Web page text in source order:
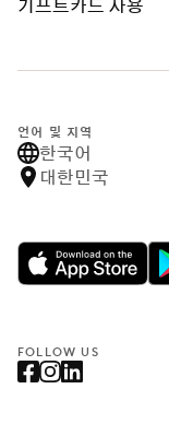
기프트카드 사용
언어 및 지역
한국어
대한민국
FOLLOW US